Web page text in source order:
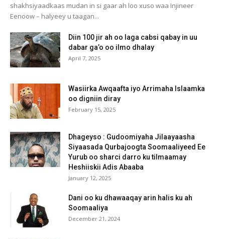
shakhsiyaadkaas mudan in si gaar ah loo xuso waa Injineer
Eenoow – halyeey u taagan...
Diin 100 jir ah oo laga cabsi qabay in uu
dabar ga’o oo ilmo dhalay
April 7, 2025
Wasiirka Awqaafta iyo Arrimaha Islaamka
oo digniin diray
February 15, 2025
Dhageyso : Gudoomiyaha Jilaayaasha
Siyaasada Qurbajoogta Soomaaliyeed Ee
Yurub oo sharci darro ku tilmaamay
Heshiiskii Adis Abaaba
January 12, 2025
Dani oo ku dhawaaqay arin halis ku ah
Soomaaliya
December 21, 2024